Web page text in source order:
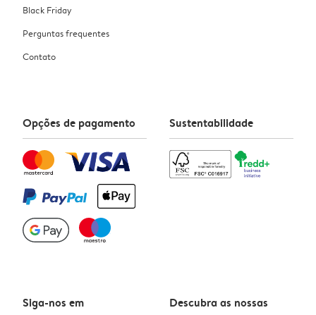
Black Friday
Perguntas frequentes
Contato
Opções de pagamento Sustentabilidade
Siga-nos em
Descubra as nossas